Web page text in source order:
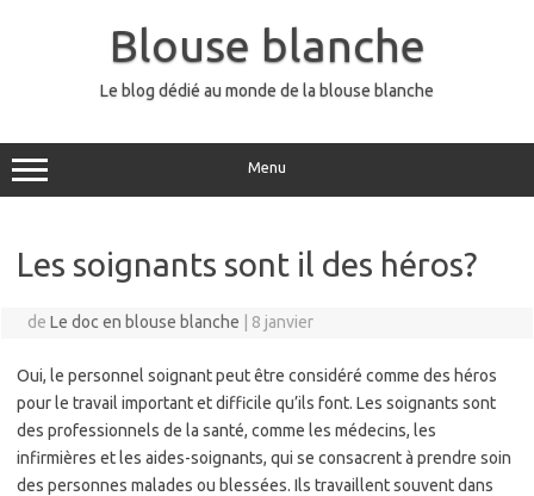
Blouse blanche
Le blog dédié au monde de la blouse blanche
Menu
Les soignants sont il des héros?
de Le doc en blouse blanche 8 janvier
Oui, le personnel soignant peut être considéré comme des héros
pour le travail important et difficile qu’ils font. Les soignants sont
des professionnels de la santé, comme les médecins, les
infirmières et les aides-soignants, qui se consacrent à prendre soin
des personnes malades ou blessées. Ils travaillent souvent dans